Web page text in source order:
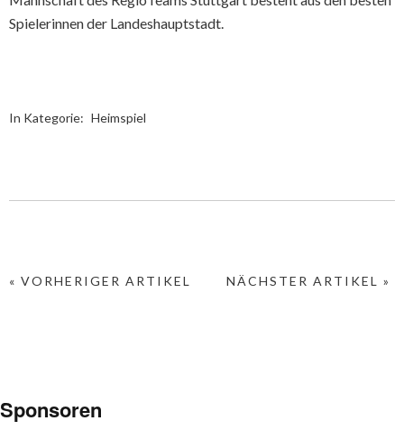
Spielerinnen der Landeshauptstadt.
In Kategorie: Heimspiel
NÄCHSTER ARTIKEL »
« VORHERIGER ARTIKEL
Sponsoren